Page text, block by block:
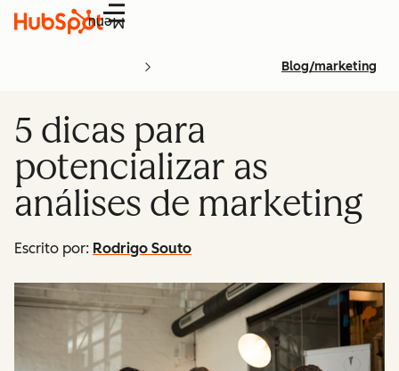
Menu
Blog/marketing
5 dicas para
potencializar as
análises de marketing
Escrito por: Rodrigo Souto